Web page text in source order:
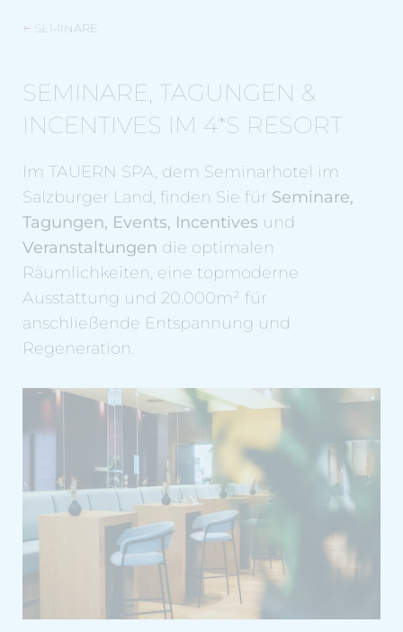
SEMINARE
SEMINARE, TAGUNGEN &
INCENTIVES IM 4*S RESORT
Im TAUERN SPA, dem Seminarhotel im
Salzburger Land, finden Sie für Seminare,
Tagungen, Events, Incentives und
Veranstaltungen die optimalen
Räumlichkeiten, eine topmoderne
Ausstattung und 20.000m² für
anschließende Entspannung und
Regeneration.